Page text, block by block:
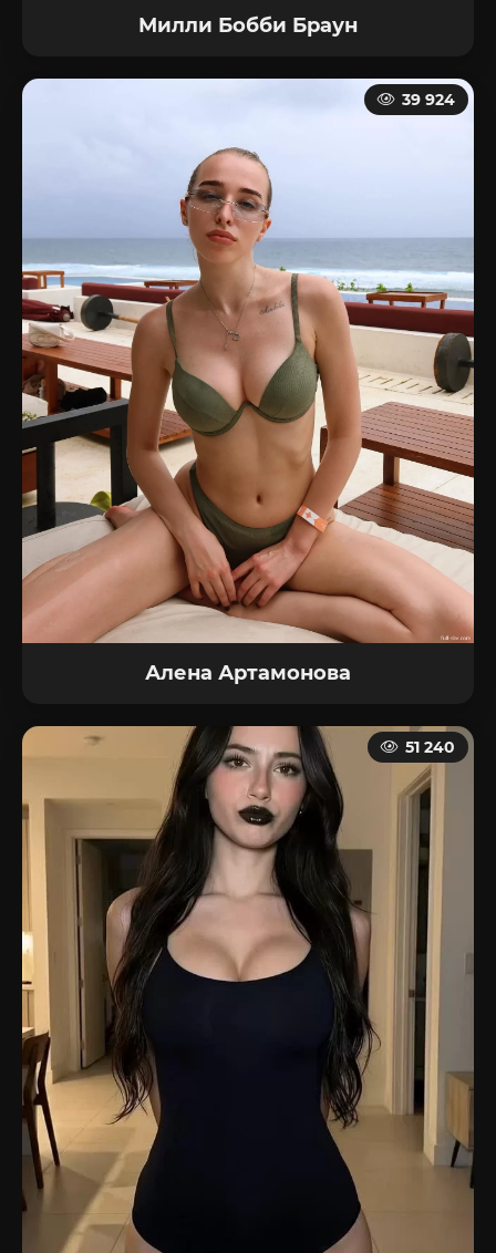
Милли Бобби Браун
Алена Артамонова
39 924
51 240